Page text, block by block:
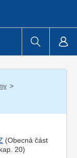
/
(Obecná část
kap. 20)